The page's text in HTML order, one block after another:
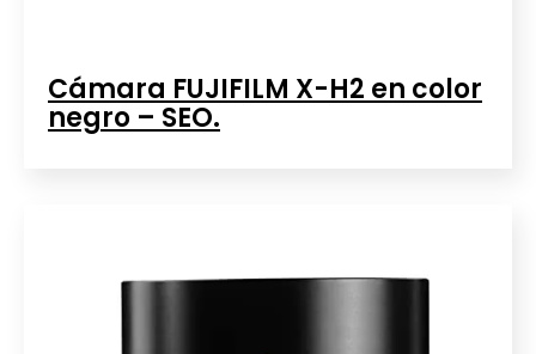
Cámara FUJIFILM X-H2 en color
negro – SEO.